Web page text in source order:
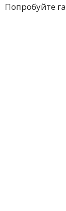
Попробуйте